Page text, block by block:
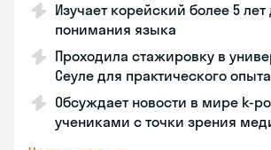
Изучает корейский более 5 лет
понимания языка
Проходила стажировку в
Сеуле для практического опыта
Обсуждает новости в мире k-
учениками с точки зрения